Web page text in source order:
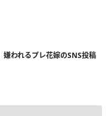
嫌われるプレ花嫁のSNS投稿